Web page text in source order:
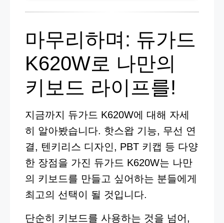
마무리하며: 듀가드
K620W로 나만의
키보드 라이프를!
지금까지 듀가드 K620W에 대해 자세
히 알아봤습니다. 핫스왑 기능, 무선 연
결, 텐키리스 디자인, PBT 키캡 등 다양
한 장점을 가진 듀가드 K620W는 나만
의 키보드를 만들고 싶어하는 분들에게
최고의 선택이 될 것입니다.
단순히 키보드를 사용하는 것을 넘어,